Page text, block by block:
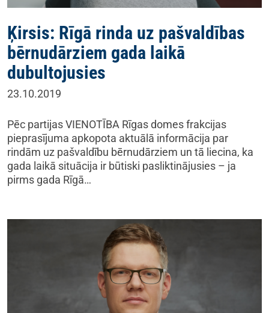
Ķirsis: Rīgā rinda uz pašvaldības
bērnudārziem gada laikā
dubultojusies
23.10.2019
Pēc partijas VIENOTĪBA Rīgas domes frakcijas
pieprasījuma apkopota aktuālā informācija par
rindām uz pašvaldību bērnudārziem un tā liecina, ka
gada laikā situācija ir būtiski pasliktinājusies – ja
pirms gada Rīgā…